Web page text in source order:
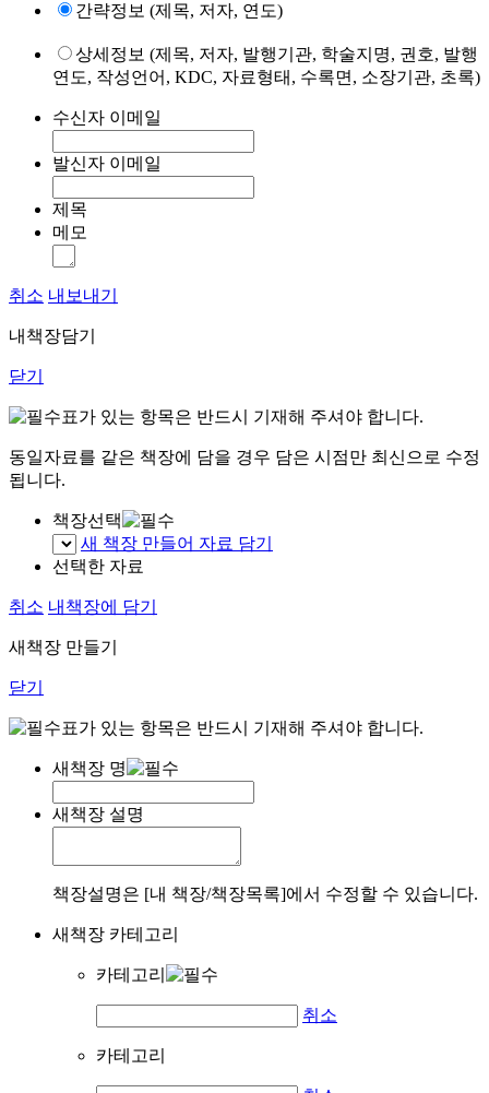
간략정보 (제목, 저자, 연도)
상세정보 (제목, 저자, 발행기관, 학술지명, 권호, 발행
연도, 작성언어, KDC, 자료형태, 수록면, 소장기관, 초록)
수신자 이메일
발신자 이메일
제목
메모
취소 내보내기
내책장담기
닫기
표가 있는 항목은 반드시 기재해 주셔야 합니다.
동일자료를 같은 책장에 담을 경우 담은 시점만 최신으로 수정
됩니다.
책장선택
새 책장 만들어 자료 담기
선택한 자료
취소 내책장에 담기
새책장 만들기
닫기
표가 있는 항목은 반드시 기재해 주셔야 합니다.
새책장 명
새책장 설명
책장설명은 [내 책장/책장목록]에서 수정할 수 있습니다.
새책장 카테고리
카테고리
취소
카테고리